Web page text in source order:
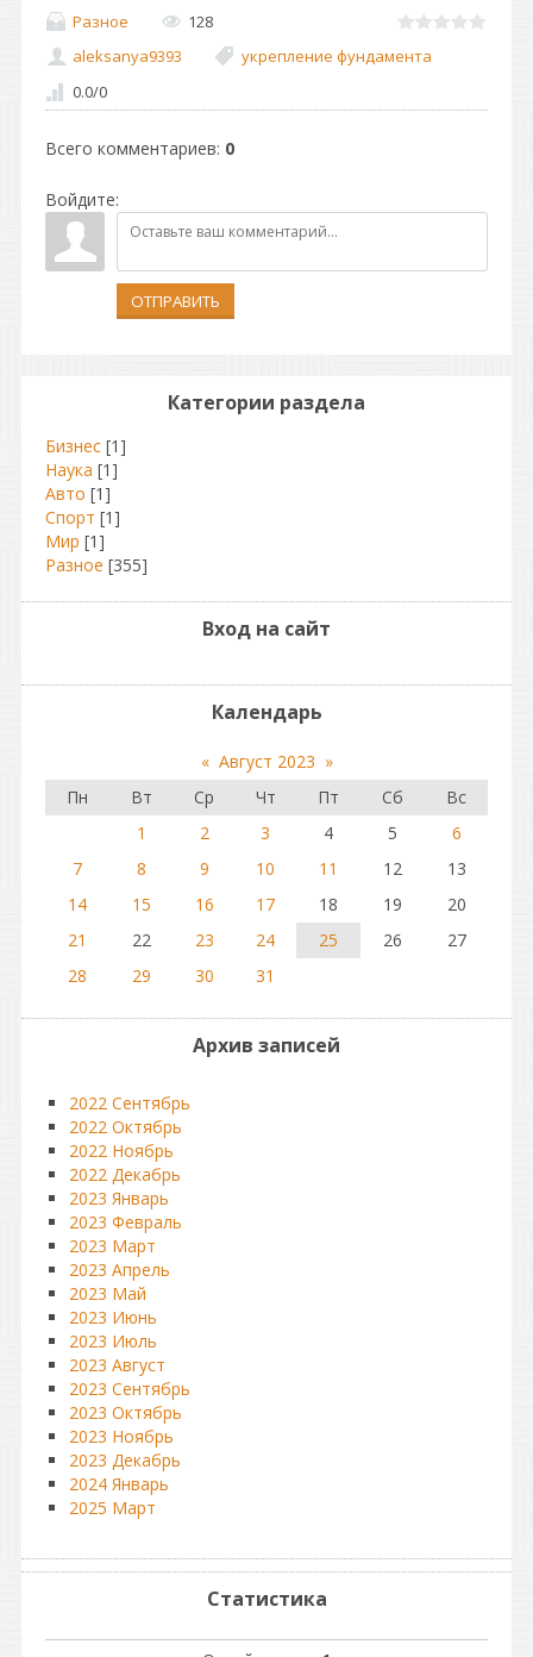
Разное
128
aleksanya9393
укрепление фундамента
0.0/0
Всего комментариев: 0
Войдите:
ОТПРАВИТЬ
Категории раздела
Бизнес [1]
Наука [1]
Авто [1]
Спорт [1]
Мир [1]
Разное [355]
Вход на сайт
Календарь
« Август 2023 »
Пн
Вт Ср Чт Пт Сб
Вс
1
2 3 4 5
6
7
8 9 10 11 12
13
14
15 16 17 18 19
20
21
22 23 24 25 26
27
28
29 30 31
Архив записей
2022 Сентябрь
2022 Октябрь
2022 Ноябрь
2022 Декабрь
2023 Январь
2023 Февраль
2023 Март
2023 Апрель
2023 Май
2023 Июнь
2023 Июль
2023 Август
2023 Сентябрь
2023 Октябрь
2023 Ноябрь
2023 Декабрь
2024 Январь
2025 Март
Статистика